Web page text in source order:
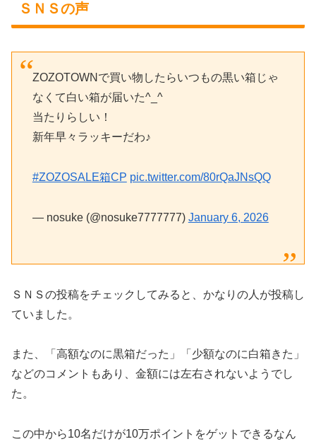
ＳＮＳの声
ZOZOTOWNで買い物したらいつもの黒い箱じゃ
なくて白い箱が届いた^_^
当たりらしい！
新年早々ラッキーだわ♪
#ZOZOSALE箱CP pic.twitter.com/80rQaJNsQQ
— nosuke (@nosuke7777777) January 6, 2026
ＳＮＳの投稿をチェックしてみると、かなりの人が投稿し
ていました。
また、「高額なのに黒箱だった」「少額なのに白箱きた」
などのコメントもあり、金額には左右されないようでし
た。
この中から10名だけが10万ポイントをゲットできるなん